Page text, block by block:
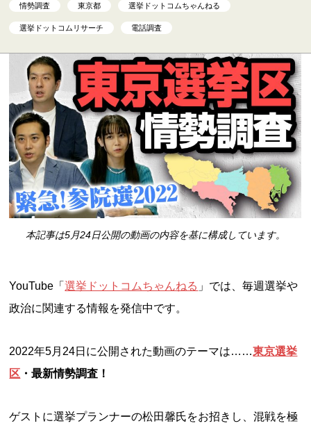
情勢調査 東京都 選挙ドットコムちゃんねる
選挙ドットコムリサーチ 電話調査
本記事は5月24日公開の動画の内容を基に構成しています。
YouTube「選挙ドットコムちゃんねる 」では、毎週選挙や
政治に関連する情報を発信中です。
2022年5月24日に公開された動画のテーマは……東京選挙
区 ・最新情勢調査！
ゲストに選挙プランナーの松田馨氏をお招きし、混戦を極